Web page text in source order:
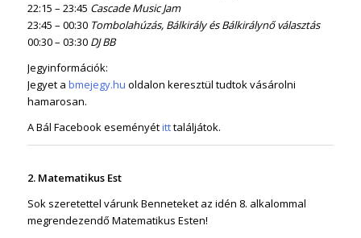
22:15 – 23:45 Cascade Music Jam
23:45 – 00:30 Tombolahúzás, Bálkirály és Bálkirálynő választás
00:30 – 03:30 DJ BB
Jegyinformációk:
Jegyet a bmejegy.hu oldalon keresztül tudtok vásárolni
hamarosan.
A Bál Facebook eseményétitttaláljátok.
2. Matematikus Est
Sok szeretettel várunk Benneteket az idén 8. alkalommal
megrendezendő Matematikus Esten!